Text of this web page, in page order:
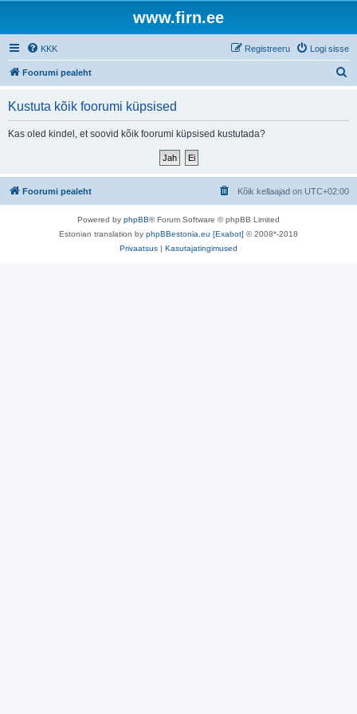
www.firn.ee
KKK Logi sisse
Registreeru
Foorumi pealeht
Kustuta kõik foorumi küpsised
Kas oled kindel, et soovid kõik foorumi küpsised kustutada?
Foorumi pealeht Kõik kellaajad on UTC+02:00
Powered by phpBB® Forum Software © phpBB Limited
Estonian translation by phpBBestonia.eu [Exabot] © 2008*-2018
Privaatsus | Kasutajatingimused